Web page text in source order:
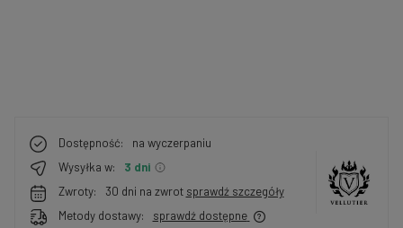
Dostępność:
na wyczerpaniu
Wysyłka w:
3 dni
Zwroty:
30 dni na zwrot sprawdź szczegóły
Metody dostawy:
sprawdź dostępne